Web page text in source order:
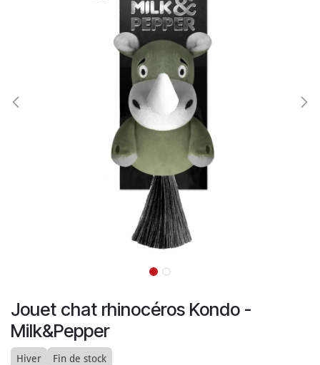
Jouet chat rhinocéros Kondo -
Milk&Pepper
Hiver Fin de stock